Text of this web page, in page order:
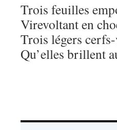
Trois feuilles
Virevoltant en
Trois légers
Qu’elles brillent